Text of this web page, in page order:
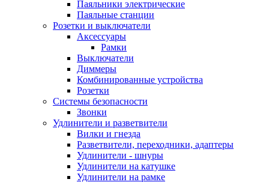
Паяльники электрические
Паяльные станции
Розетки и выключатели
Аксессуары
Рамки
Выключатели
Диммеры
Комбинированные устройства
Розетки
Системы безопасности
Звонки
Удлинители и разветвители
Вилки и гнезда
Разветвители, переходники, адаптеры
Удлинители - шнуры
Удлинители на катушке
Удлинители на рамке